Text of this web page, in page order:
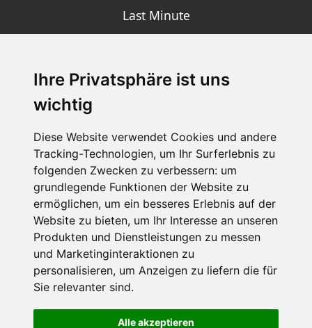
Ihre Privatsphäre ist uns
wichtig
Diese Website verwendet Cookies und andere
Tracking-Technologien, um Ihr Surferlebnis zu
folgenden Zwecken zu verbessern: um
grundlegende Funktionen der Website zu
ermöglichen, um ein besseres Erlebnis auf der
Website zu bieten, um Ihr Interesse an unseren
Produkten und Dienstleistungen zu messen
und Marketinginteraktionen zu
personalisieren, um Anzeigen zu liefern die für
Sie relevanter sind.
Alle akzeptieren
Last Minute
SCHNEEHÖHEN SKI APP
Die Schneehoehen Ski APP für iOS und Android - Ein
Muss für alle Wintersportler und Schneefreaks!
Impressum
Datenschutz
Nutzungsbedingungen
Portale
FAQ Newsletter Mediadaten